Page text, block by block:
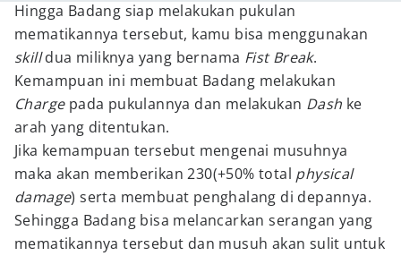
Hingga Badang siap melakukan pukulan
mematikannya tersebut, kamu bisa menggunakan
skilldua miliknya yang bernama Fist Break.
Kemampuan ini membuat Badang melakukan
Chargepada pukulannya dan melakukan Dash ke
arah yang ditentukan.
Jika kemampuan tersebut mengenai musuhnya
maka akan memberikan 230(+50% total physical
damage) serta membuat penghalang di depannya.
Sehingga Badang bisa melancarkan serangan yang
mematikannya tersebut dan musuh akan sulit untuk